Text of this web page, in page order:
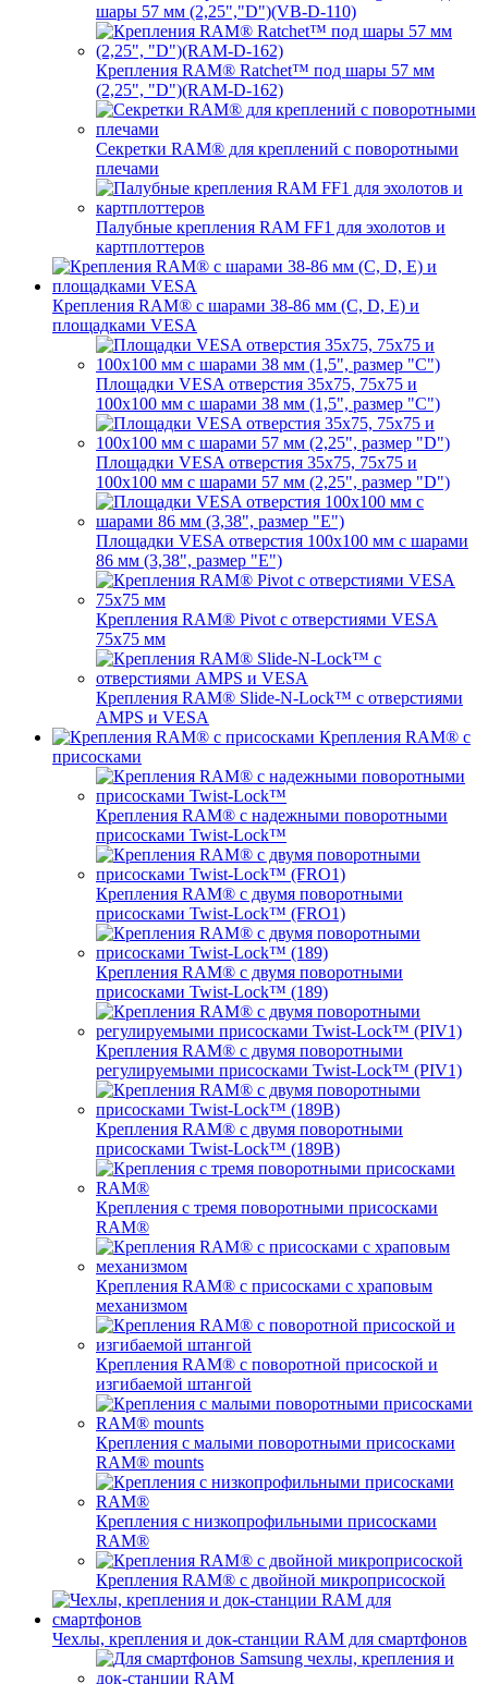
шары 57 мм (2,25","D")(VB-D-110)
Крепления RAM® Ratchet™ под шары 57 мм
(2,25", "D")(RAM-D-162)
Секретки RAM® для креплений с поворотными
плечами
Палубные крепления RAM FF1 для эхолотов и
картплоттеров
Крепления RAM® с шарами 38-86 мм (C, D, E) и
площадками VESA
Площадки VESA отверстия 35x75, 75x75 и
100x100 мм с шарами 38 мм (1,5", размер "C")
Площадки VESA отверстия 35х75, 75x75 и
100x100 мм с шарами 57 мм (2,25", размер "D")
Площадки VESA отверстия 100x100 мм с шарами
86 мм (3,38", размер "E")
Крепления RAM® Pivot с отверстиями VESA
75x75 мм
Крепления RAM® Slide-N-Lock™ с отверстиями
AMPS и VESA
Крепления RAM® с
присосками
Крепления RAM® с надежными поворотными
присосками Twist-Lock™
Крепления RAM® с двумя поворотными
присосками Twist-Lock™ (FRO1)
Крепления RAM® с двумя поворотными
присосками Twist-Lock™ (189)
Крепления RAM® с двумя поворотными
регулируемыми присосками Twist-Lock™ (PIV1)
Крепления RAM® с двумя поворотными
присосками Twist-Lock™ (189B)
Крепления с тремя поворотными присосками
RAM®
Крепления RAM® с присосками с храповым
механизмом
Крепления RAM® с поворотной присоской и
изгибаемой штангой
Крепления с малыми поворотными присосками
RAM® mounts
Крепления с низкопрофильными присосками
RAM®
Крепления RAM® с двойной микроприсоской
Чехлы, крепления и док-станции RAM для смартфонов